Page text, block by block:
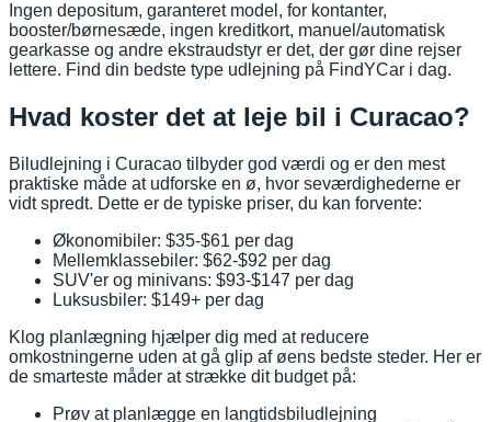
Ingen depositum, garanteret model, for kontanter,
booster/børnesæde, ingen kreditkort, manuel/automatisk
gearkasse og andre ekstraudstyr er det, der gør dine rejser
lettere. Find din bedste type udlejning på FindYCar i dag.
Hvad koster det at leje bil i Curacao?
Biludlejning i Curacao tilbyder god værdi og er den mest
praktiske måde at udforske en ø, hvor seværdighederne er
vidt spredt. Dette er de typiske priser, du kan forvente:
Økonomibiler: $35-$61 per dag
Mellemklassebiler: $62-$92 per dag
SUV'er og minivans: $93-$147 per dag
Luksusbiler: $149+ per dag
Klog planlægning hjælper dig med at reducere
omkostningerne uden at gå glip af øens bedste steder. Her er
de smarteste måder at strække dit budget på:
Prøv at planlægge en langtidsbiludlejning